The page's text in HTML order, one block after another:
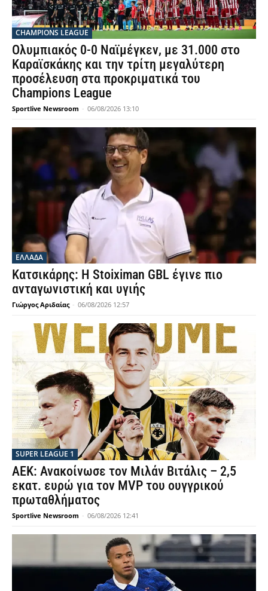
CHAMPIONS LEAGUE
Ολυμπιακός 0-0 Ναϊμέγκεν, με 31.000 στο
Καραϊσκάκης και την τρίτη μεγαλύτερη
προσέλευση στα προκριματικά του
Champions League
Sportlive Newsroom - 06/08/2026 13:10
ΕΛΛΑΔΑ
Κατσικάρης: Η Stoiximan GBL έγινε πιο
ανταγωνιστική και υγιής
Γιώργος Αριδαίας - 06/08/2026 12:57
SUPER LEAGUE 1
ΑΕΚ: Ανακοίνωσε τον Μιλάν Βιτάλις – 2,5
εκατ. ευρώ για τον MVP του ουγγρικού
πρωταθλήματος
Sportlive Newsroom - 06/08/2026 12:41